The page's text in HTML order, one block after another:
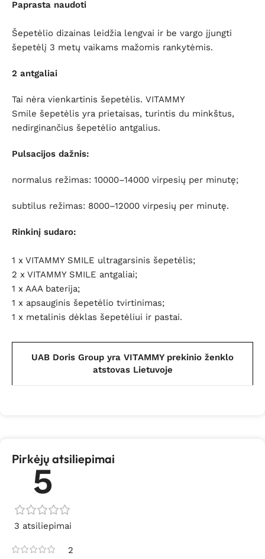
Paprasta naudoti
Šepetėlio dizainas leidžia lengvai ir be vargo įjungti
šepetėlį 3 metų vaikams mažomis rankytėmis.
2 antgaliai
Tai nėra vienkartinis šepetėlis. VITAMMY
Smile šepetėlis yra prietaisas, turintis du minkštus,
nedirginančius šepetėlio antgalius.
Pulsacijos dažnis:
normalus režimas: 10000–14000 virpesių per minutę;
subtilus režimas: 8000–12000 virpesių per minutę.
Rinkinį sudaro:
1 x VITAMMY SMILE ultragarsinis šepetėlis;
2 x VITAMMY SMILE antgaliai;
1 x AAA baterija;
1 x apsauginis šepetėlio tvirtinimas;
1 x metalinis dėklas šepetėliui ir pastai.
UAB Doris Group yra VITAMMY prekinio ženklo
atstovas Lietuvoje
Pirkėjų atsiliepimai
5
3 atsiliepimai
2